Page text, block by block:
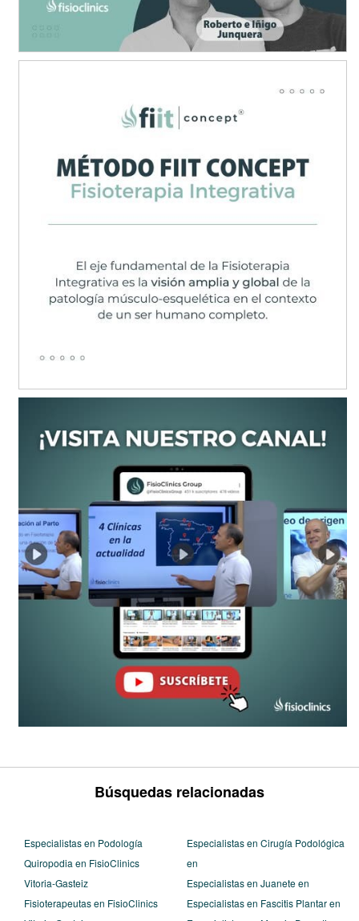
Búsquedas relacionadas
Especialistas en Podología
Quiropodia en FisioClinics
Vitoria-Gasteiz
Fisioterapeutas en FisioClinics
Especialistas en Cirugía Podológica
en
Especialistas en Juanete en
Especialistas en Fascitis Plantar en